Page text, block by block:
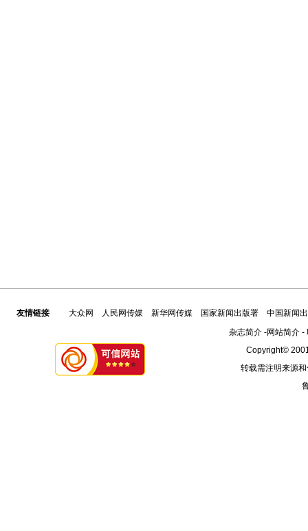
友情链接 大众网 人民网传媒 新华网传媒 国家新闻出版署
中国新闻
杂志简介-网站简介-
Copyright©
转载需注明来源